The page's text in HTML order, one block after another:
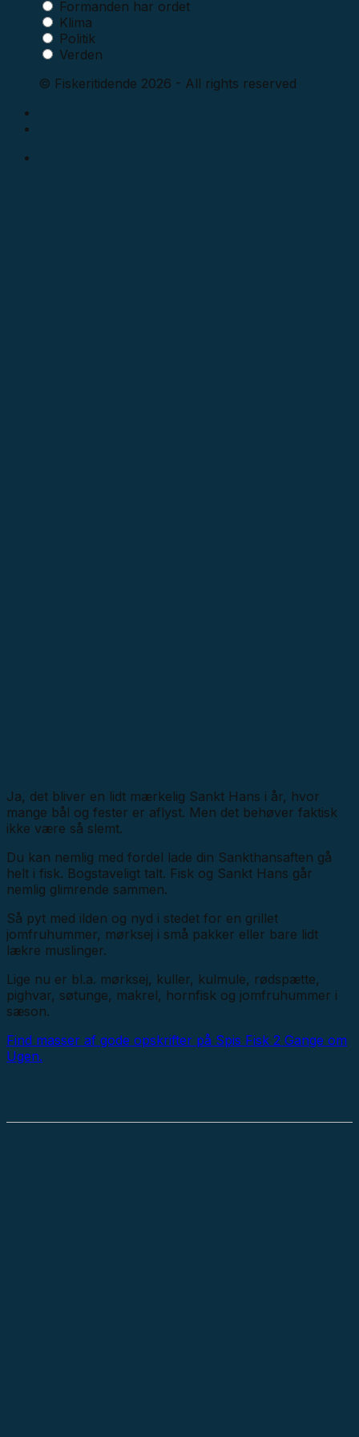
Formanden har ordet
Klima
Politik
Verden
© Fiskeritidende 2026 - All rights reserved
Ja, det bliver en lidt mærkelig Sankt Hans i år, hvor
mange bål og fester er aflyst. Men det behøver faktisk
ikke være så slemt.
Du kan nemlig med fordel lade din Sankthansaften gå
helt i fisk. Bogstaveligt talt. Fisk og Sankt Hans går
nemlig glimrende sammen.
Så pyt med ilden og nyd i stedet for en grillet
jomfruhummer, mørksej i små pakker eller bare lidt
lækre muslinger.
Lige nu er bl.a. mørksej, kuller, kulmule, rødspætte,
pighvar, søtunge, makrel, hornfisk og jomfruhummer i
sæson.
Find masser af gode opskrifter på Spis Fisk 2 Gange om
Ugen.